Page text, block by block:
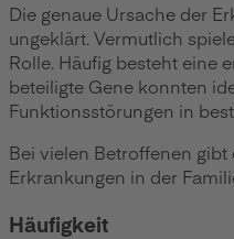
Die genaue Ursache der
ungeklärt. Vermutlich
Rolle. Häufig besteht eine
beteiligte Gene konnten
Funktionsstörungen in
Bei vielen Betroffenen
Erkrankungen in der
Häufigkeit